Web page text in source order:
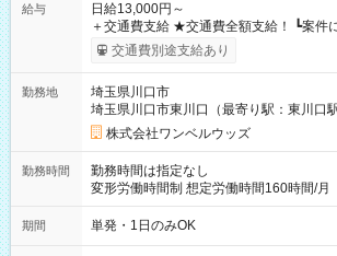
給与
日給13,000円～
＋交通費支給 ★交通費全額支給！ ┗案件により規定あり ★日払
いOK！（規定あり） ┗働いたその日に現
ンビニATMから 日払い分を引き落とせます！ 【試用期
交通費別途支給あり
勤務地
埼玉県川口市
埼玉県川口市東川口（最寄り駅：東川口駅
株式会社ワンベルウッズ
勤務時間
勤務時間は指定なし
変形労働時間制 想定労働時間160時間/月 【シフト例】 ・8：00
～21：00
期間 単発・1日のみOK